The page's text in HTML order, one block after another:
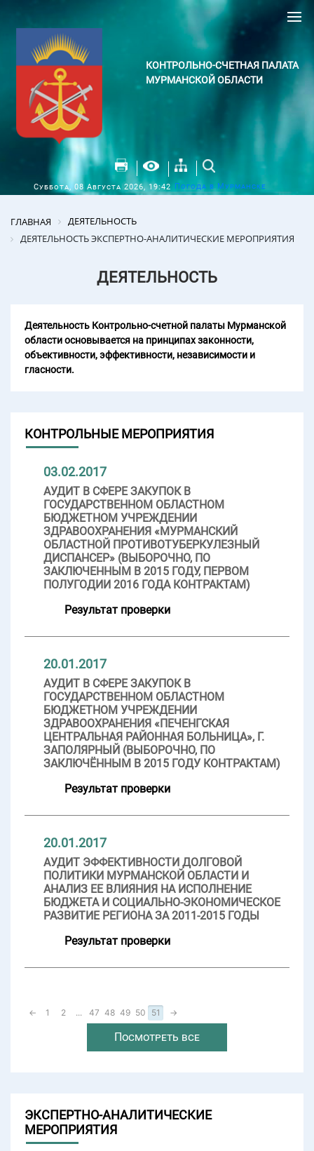
КОНТРОЛЬНО-СЧЕТНАЯ ПАЛАТА
МУРМАНСКОЙ ОБЛАСТИ
Суббота, 08 Августа 2026, 19:42 Погода в Мурманске
ГЛАВНАЯ
ДЕЯТЕЛЬНОСТЬ
ДЕЯТЕЛЬНОСТЬ ЭКСПЕРТНО-АНАЛИТИЧЕСКИЕ МЕРОПРИЯТИЯ
ДЕЯТЕЛЬНОСТЬ
Деятельность Контрольно-счетной палаты Мурманской
области основывается на принципах законности,
объективности, эффективности, независимости и
гласности.
КОНТРОЛЬНЫЕ МЕРОПРИЯТИЯ
03.02.2017
АУДИТ В СФЕРЕ ЗАКУПОК В
ГОСУДАРСТВЕННОМ ОБЛАСТНОМ
БЮДЖЕТНОМ УЧРЕЖДЕНИИ
ЗДРАВООХРАНЕНИЯ «МУРМАНСКИЙ
ОБЛАСТНОЙ ПРОТИВОТУБЕРКУЛЕЗНЫЙ
ДИСПАНСЕР» (ВЫБОРОЧНО, ПО
ЗАКЛЮЧЕННЫМ В 2015 ГОДУ, ПЕРВОМ
ПОЛУГОДИИ 2016 ГОДА КОНТРАКТАМ)
Результат проверки
20.01.2017
АУДИТ В СФЕРЕ ЗАКУПОК В
ГОСУДАРСТВЕННОМ ОБЛАСТНОМ
БЮДЖЕТНОМ УЧРЕЖДЕНИИ
ЗДРАВООХРАНЕНИЯ «ПЕЧЕНГСКАЯ
ЦЕНТРАЛЬНАЯ РАЙОННАЯ БОЛЬНИЦА», Г.
ЗАПОЛЯРНЫЙ (ВЫБОРОЧНО, ПО
ЗАКЛЮЧЁННЫМ В 2015 ГОДУ КОНТРАКТАМ)
Результат проверки
20.01.2017
АУДИТ ЭФФЕКТИВНОСТИ ДОЛГОВОЙ
ПОЛИТИКИ МУРМАНСКОЙ ОБЛАСТИ И
АНАЛИЗ ЕЕ ВЛИЯНИЯ НА ИСПОЛНЕНИЕ
БЮДЖЕТА И СОЦИАЛЬНО-ЭКОНОМИЧЕСКОЕ
РАЗВИТИЕ РЕГИОНА ЗА 2011-2015 ГОДЫ
Результат проверки
← 1 2 ... 47 48 49 50 51 →
Посмотреть все
ЭКСПЕРТНО-АНАЛИТИЧЕСКИЕ
МЕРОПРИЯТИЯ